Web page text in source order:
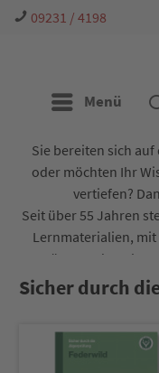
09231 / 4198
Menü
Sie bereiten sich auf
oder möchten Ihr
vertiefen?
Seit über 55 Jahren
Lernmaterialien,
Jäger und Angler
sind. Ob Lernheft,
Schritt